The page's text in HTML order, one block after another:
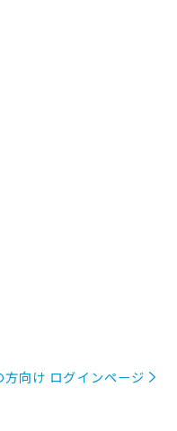
方向け ログインページ